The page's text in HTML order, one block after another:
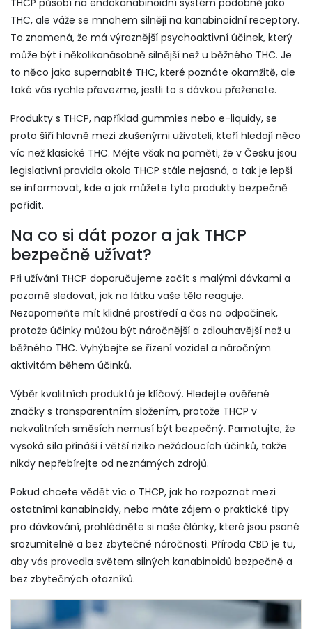
THCP působí na endokanabinoidní systém podobně jako
THC, ale váže se mnohem silněji na kanabinoidní receptory.
To znamená, že má výraznější psychoaktivní účinek, který
může být i několikanásobně silnější než u běžného THC. Je
to něco jako supernabité THC, které poznáte okamžitě, ale
také vás rychle převezme, jestli to s dávkou přeženete.
Produkty s THCP, například gummies nebo e-liquidy, se
proto šíří hlavně mezi zkušenými uživateli, kteří hledají něco
víc než klasické THC. Mějte však na paměti, že v Česku jsou
legislativní pravidla okolo THCP stále nejasná, a tak je lepší
se informovat, kde a jak můžete tyto produkty bezpečně
pořídit.
Na co si dát pozor a jak THCP
bezpečně užívat?
Při užívání THCP doporučujeme začít s malými dávkami a
pozorně sledovat, jak na látku vaše tělo reaguje.
Nezapomeňte mít klidné prostředí a čas na odpočinek,
protože účinky můžou být náročnější a zdlouhavější než u
běžného THC. Vyhýbejte se řízení vozidel a náročným
aktivitám během účinků.
Výběr kvalitních produktů je klíčový. Hledejte ověřené
značky s transparentním složením, protože THCP v
nekvalitních směsích nemusí být bezpečný. Pamatujte, že
vysoká síla přináší i větší riziko nežádoucích účinků, takže
nikdy nepřebírejte od neznámých zdrojů.
Pokud chcete vědět víc o THCP, jak ho rozpoznat mezi
ostatními kanabinoidy, nebo máte zájem o praktické tipy
pro dávkování, prohlédněte si naše články, které jsou psané
srozumitelně a bez zbytečné náročnosti. Příroda CBD je tu,
aby vás provedla světem silných kanabinoidů bezpečně a
bez zbytečných otazníků.